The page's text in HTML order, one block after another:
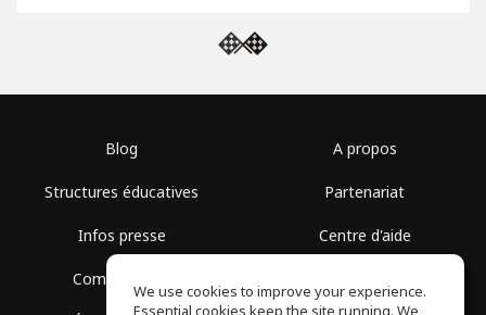
Blog
Structures éducatives
Infos presse
Communauté
A propos
Partenariat
Centre d'aide
We use cookies to improve your experience.
Essential cookies keep the site running. We